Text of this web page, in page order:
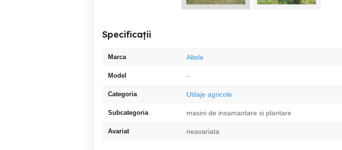
Specificații
Marca Altele
Model -
Categoria Utilaje agricole
Subcategoria masini de insamantare si plantare
Avariat neavariata